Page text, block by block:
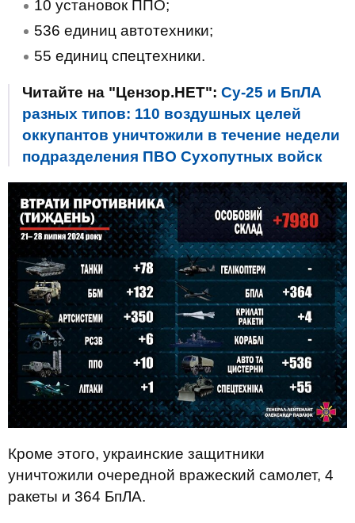
10 установок ППО;
536 единиц автотехники;
55 единиц спецтехники.
Читайте на "Цензор.НЕТ": Су-25 и БпЛА
разных типов: 110 воздушных целей
оккупантов уничтожили в течение недели
подразделения ПВО Сухопутных войск
Кроме этого, украинские защитники
уничтожили очередной вражеский самолет, 4
ракеты и 364 БпЛА.